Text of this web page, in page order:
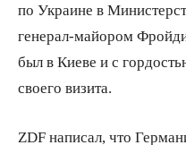
по Украине в
генерал-майором
был в Киеве и с
своего визита.
ZDF написал, что